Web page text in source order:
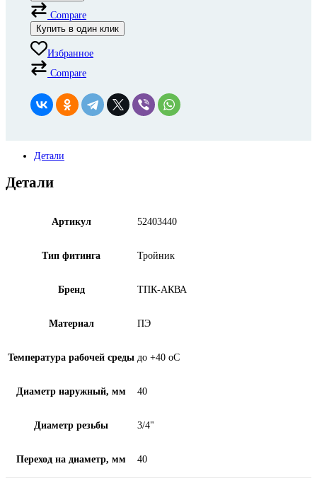
Compare
Купить в один клик
Избранное
Compare
Детали
Детали
Артикул 52403440
Тип фитинга Тройник
Бренд ТПК-АКВА
Материал ПЭ
Температура рабочей среды до +40 oC
Диаметр наружный, мм 40
Диаметр резьбы 3/4"
Переход на диаметр, мм 40